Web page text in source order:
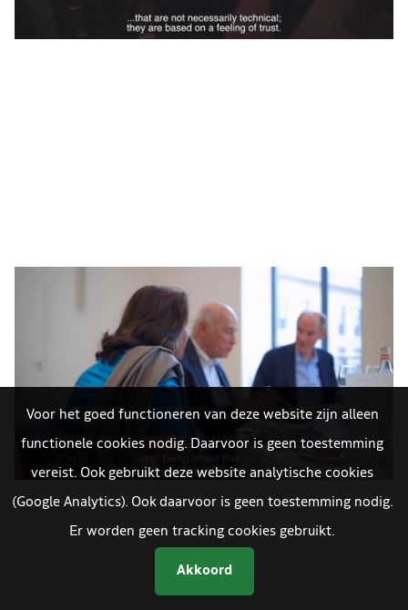
Voor het goed functioneren van deze website zijn alleen
functionele cookies nodig. Daarvoor is geen toestemming
vereist. Ook gebruikt deze website analytische cookies
(Google Analytics). Ook daarvoor is geen toestemming nodig.
Er worden geen tracking cookies gebruikt.
Akkoord